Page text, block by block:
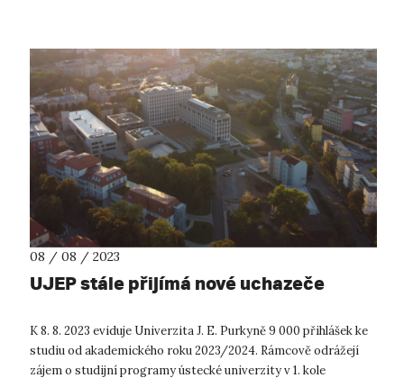
08 / 08 / 2023
UJEP stále přijímá nové uchazeče
K 8. 8. 2023 eviduje Univerzita J. E. Purkyně 9 000 přihlášek ke
studiu od akademického roku 2023/2024. Rámcově odrážejí
zájem o studijní programy ústecké univerzity v 1. kole